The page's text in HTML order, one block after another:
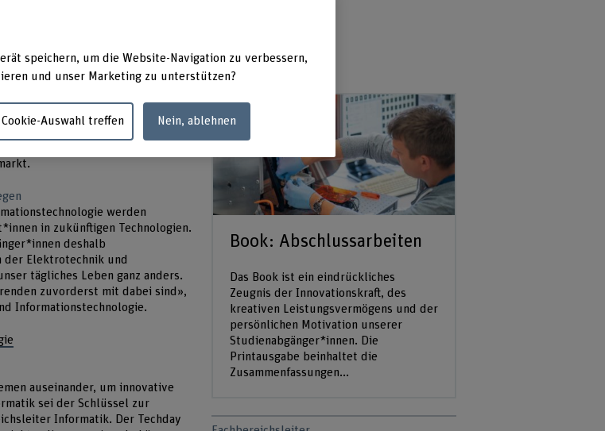
und
anlässlich des Techdays am
einen wichtigen Meilenstein.
in Projektarbeiten,
um ihren Bachelor-Abschluss
werden die zukünftigen
werden
in zukünftigen Technologien.
deshalb
der Elektrotechnik und
tägliches Leben ganz anders.
zuvorderst mit dabei sind»,
Informationstechnologie.
auseinander, um innovative
sei der Schlüssel zur
Informatik. Der Techday
Book: Abschlussarbeiten
Das Book ist ein eindrückliches
Zeugnis der Innovationskraft, des
kreativen Leistungsvermögens und der
persönlichen Motivation unserer
Studienabgänger*innen. Die
Printausgabe beinhaltet die
Zusammenfassungen...
speichern, um die Website-Navigation zu verbessern,
und unser Marketing zu unterstützen?
Cookie-Auswahl treffen Nein, ablehnen